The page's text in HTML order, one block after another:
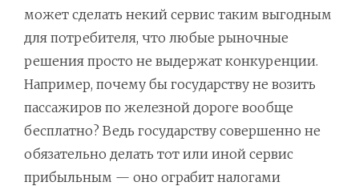
может сделать некий сервис таким выгодным
для потребителя, что любые рыночные
решения просто не выдержат конкуренции.
Например, почему бы государству не возить
пассажиров по железной дороге вообще
бесплатно? Ведь государству совершенно не
обязательно делать тот или иной сервис
прибыльным — оно ограбит налогами